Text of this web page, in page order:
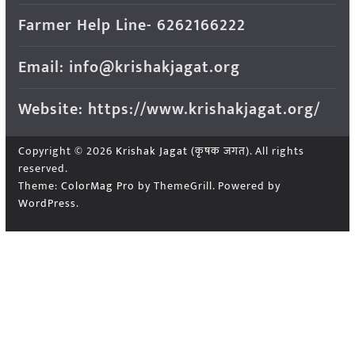
Farmer Help Line- 6262166222
Email: info@krishakjagat.org
Website: https://www.krishakjagat.org/
Copyright © 2026 Krishak Jagat (कृषक जगत). All rights
reserved.
Theme: ColorMag Pro by ThemeGrill. Powered by
WordPress.